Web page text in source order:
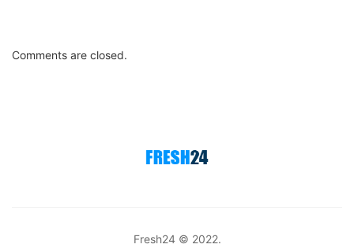
Comments are closed.
Fresh24 © 2022.